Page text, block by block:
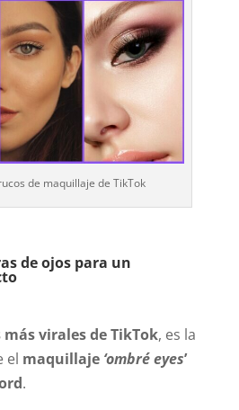
de maquillaje de TikTok
de ojos para un
virales de TikTok, es la
el maquillaje ‘ombré eyes’
.